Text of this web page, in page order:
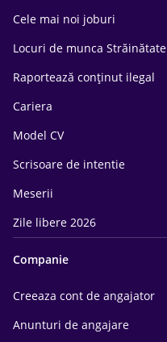
Cele mai noi joburi
Locuri de munca Străinătate
Raportează conținut ilegal
Cariera
Model CV
Scrisoare de intentie
Meserii
Zile libere 2026
Companie
Creeaza cont de angajator
Anunturi de angajare